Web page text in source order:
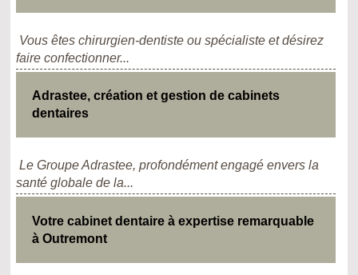
Vous êtes chirurgien-dentiste ou spécialiste et désirez
faire confectionner...
Adrastee, création et gestion de cabinets
dentaires
Le Groupe Adrastee, profondément engagé envers la
santé globale de la...
Votre cabinet dentaire à expertise remarquable
à Outremont